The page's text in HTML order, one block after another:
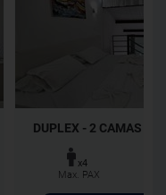
DUPLEX - 2 CAMAS DE
x4
Max. PAX